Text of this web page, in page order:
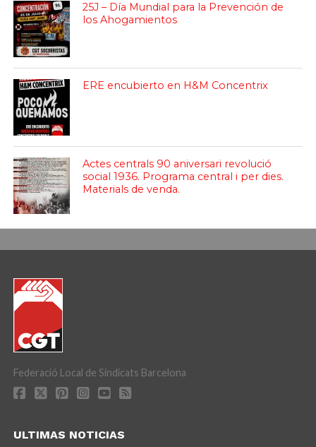
25J – Día Mundial para la Prevención de
los Ahogamientos
ERE encubierto en H&M Concentrix
Actes centrals 90 aniversari revolució
social 1936. Programa central i per dies.
Materials de venda.
Federació Local de Sindicats Barcelona
ULTIMAS NOTICIAS